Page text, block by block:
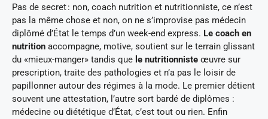
Pas de secret : non, coach nutrition et nutritionniste, ce n’est
pas la même chose et non, on ne s’improvise pas médecin
diplômé d’État le temps d’un week-end express. Le coach en
nutrition accompagne, motive, soutient sur le terrain glissant
du «mieux-manger» tandis que le nutritionniste œuvre sur
prescription, traite des pathologies et n’a pas le loisir de
papillonner autour des régimes à la mode. Le premier détient
souvent une attestation, l’autre sort bardé de diplômes :
médecine ou diététique d’État, c’est tout ou rien. Enfin